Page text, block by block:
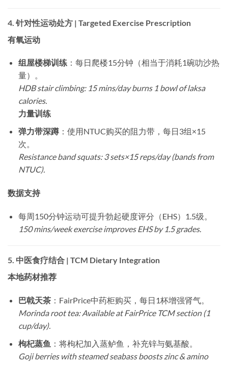
4. 针对性运动处方 | Targeted Exercise Prescription
有氧运动
组屋楼梯训练：每日爬楼15分钟（相当于消耗1碗叻沙热
量）。
HDB stair climbing: 15 mins/day burns 1 bowl of laksa
calories.
力量训练
弹力带深蹲：使用NTUC购买的阻力带，每日3组×15
次。
Resistance band squats: 3 sets×15 reps/day (bands from
NTUC).
数据支持
每周150分钟运动可提升勃起硬度评分（EHS）1.5级。
150 mins/week exercise improves EHS by 1.5 grades.
5. 中医食疗结合 | TCM Dietary Integration
本地药材推荐
巴戟天茶：FairPrice中药柜购买，每日1杯增强肾气。
Morinda root tea: Available at FairPrice TCM section (1
cup/day).
枸杞蒸鱼 ：将枸杞加入蒸鲈鱼，补充锌与氨基酸。
Goji berries with steamed seabass boosts zinc & amino